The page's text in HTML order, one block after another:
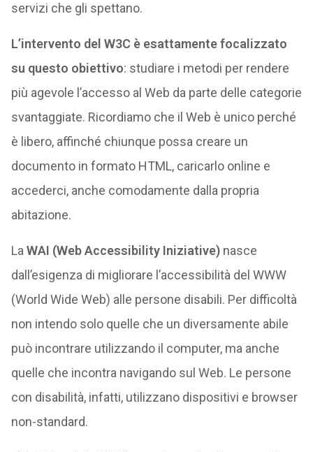
servizi che gli spettano.
L’intervento del W3C è esattamente focalizzato
su questo obiettivo: studiare i metodi per rendere
più agevole l’accesso al Web da parte delle categorie
svantaggiate. Ricordiamo che il Web è unico perché
è libero, affinché chiunque possa creare un
documento in formato HTML, caricarlo online e
accederci, anche comodamente dalla propria
abitazione.
La WAI (Web Accessibility Iniziative)nasce
dall’esigenza di migliorare l’accessibilità del WWW
(World Wide Web) alle persone disabili. Per difficoltà
non intendo solo quelle che un diversamente abile
può incontrare utilizzando il computer, ma anche
quelle che incontra navigando sul Web. Le persone
con disabilità, infatti, utilizzano dispositivi e browser
non-standard.